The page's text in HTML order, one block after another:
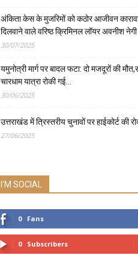
अंकिता केस के मुजरिमों को कठोर आजीवन
दिलवाने वाले वरिष्ठ क्रिमिनल लॉयर अवनीश नेगी
30/07/2025
यमुनोत्री मार्ग पर बादल फटा: दो मजदूरों की
चारधाम यात्रा रोकी गई…
30/06/2025
उत्तराखंड में त्रिस्तरीय चुनावों पर हाईकोर्ट की
27/06/2025
I'M SOCIAL
0 Fans
0 Subscribers